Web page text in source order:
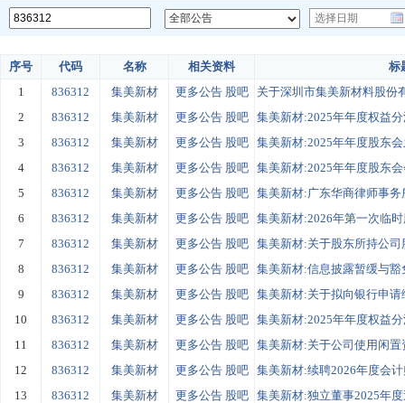
序号 代码 名称 相关资料
标
1
836312 集美新材 更多公告 股吧
关于深圳市集美新材料股份
2
836312 集美新材 更多公告 股吧
集美新材:2025年年度权益
3
836312 集美新材 更多公告 股吧
集美新材:2025年年度股东
4
836312 集美新材 更多公告 股吧
集美新材:2025年年度股东
5
836312 集美新材 更多公告 股吧
集美新材:广东华商律师事务
6
836312 集美新材 更多公告 股吧
集美新材:2026年第一次临
7
836312 集美新材 更多公告 股吧
集美新材:关于股东所持公
8
836312 集美新材 更多公告 股吧
集美新材:信息披露暂缓与
9
836312 集美新材 更多公告 股吧
集美新材:关于拟向银行申请
10
836312 集美新材 更多公告 股吧
集美新材:2025年年度权益
11
836312 集美新材 更多公告 股吧
集美新材:关于公司使用闲置
12
836312 集美新材 更多公告 股吧
集美新材:续聘2026年度会
13
836312 集美新材 更多公告 股吧
集美新材:独立董事2025年